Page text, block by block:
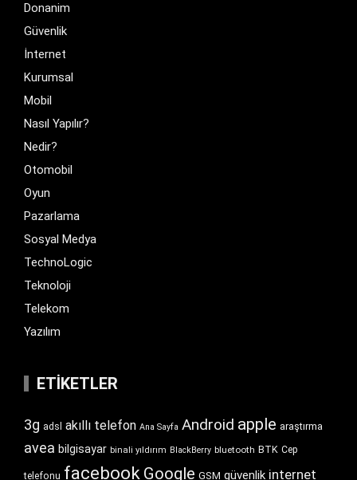
Donanim
Güvenlik
İnternet
Kurumsal
Mobil
Nasıl Yapılır?
Nedir?
Otomobil
Oyun
Pazarlama
Sosyal Medya
TechnoLogic
Teknoloji
Telekom
Yazılım
ETIKETLER
3g adsl akıllı telefon Ana Sayfa Android apple araştırma
avea bilgisayar binali yıldırım BlackBerry bluetooth BTK Cep
telefonu facebook Google GSM güvenlik internet